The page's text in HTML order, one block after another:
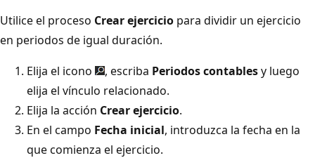
Utilice el proceso Crear ejercicio para dividir un ejercicio
en periodos de igual duración.
Elija el icono
, escriba Periodos contablesy luego
elija el vínculo relacionado.
Elija la acción Crear ejercicio.
En el campo Fecha inicial, introduzca la fecha en la
que comienza el ejercicio.